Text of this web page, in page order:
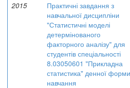
2015
Практичні завдання з
навчальної дисципліни
"Статистичні моделі
детермінованого
факторного аналізу" для
студентів спеціальності
8.03050601 "Прикладна
статистика" денної форми
навчання